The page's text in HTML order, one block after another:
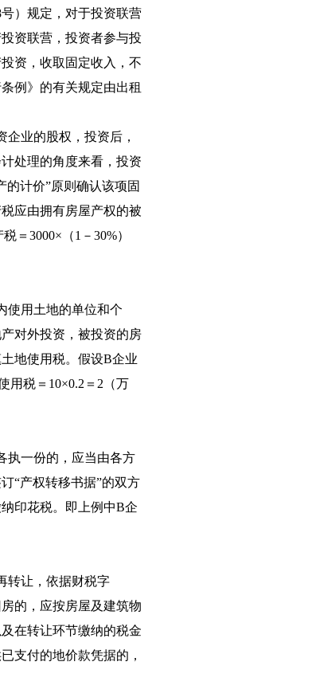
）规定，对于投资联营
资联营，投资者参与投
资，收取固定收入，不
例》的有关规定由出租
业的股权，投资后，
处理的角度来看，投资
计价”原则确认该项固
应由拥有房屋产权的被
＝3000×（1－30%）
使用土地的单位和个
对外投资，被投资的房
地使用税。假设B企业
用税＝10×0.2＝2（万
执一份的，应当由各方
“产权转移书据”的双方
印花税。即上例中B企
转让，依据财税字
的，应按房屋及建筑物
在转让环节缴纳的税金
支付的地价款凭据的，